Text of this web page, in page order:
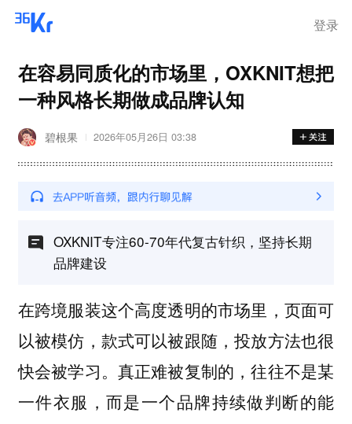
登录
在容易同质化的市场里，OXKNIT想把
一种风格长期做成品牌认知
碧根果 2026年05月26日 03:38
OXKNIT专注60-70年代复古针织，坚持长期
品牌建设
在跨境服装这个高度透明的市场里，页面可
以被模仿，款式可以被跟随，投放方法也很
快会被学习。真正难被复制的，往往不是某
一件衣服，而是一个品牌持续做判断的能